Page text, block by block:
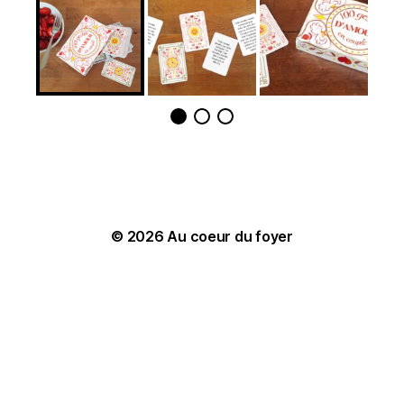
© 2026 Au coeur du foyer